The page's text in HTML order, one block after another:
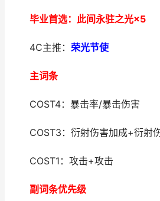
毕业首选：此间永驻之光×5
4C主推： 荣光节使
主词条
COST4：暴击率/暴击伤害
COST3：衍射伤害加成+衍射
COST1：攻击+攻击
副词条优先级